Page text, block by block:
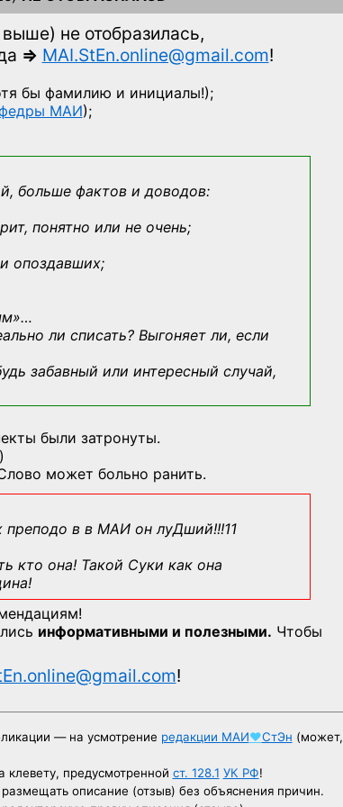
выше) не отобразилась,
=> MAI.StEn.online@gmail.com!
бы фамилию и инициалы!);
МАИ);
больше фактов и доводов:
понятно или не очень;
опоздавших;
…
ли списать? Выгоняет ли, если
забавный или интересный случай,
были затронуты.
может больно ранить.
преподо в в МАИ он луДший!!!11
кто она! Такой Суки как она
информативными и полезными. Чтобы
!
— на усмотрение редакции МАИ♥СтЭн (может,
предусмотренной ст. 128.1 УК РФ!
описание (отзыв) без объяснения причин.